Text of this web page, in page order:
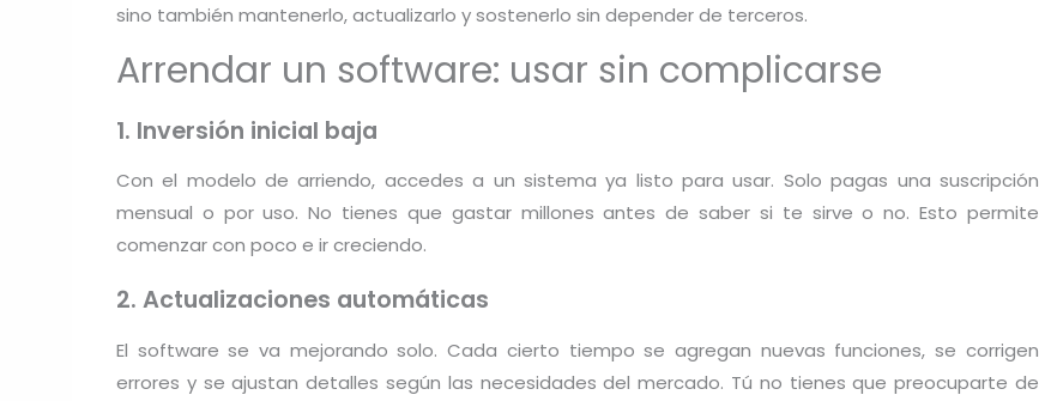
sino también mantenerlo, actualizarlo y sostenerlo sin depender de terceros.
Arrendar un software: usar sin complicarse
1. Inversión inicial baja
Con el modelo de arriendo, accedes a un sistema ya listo para usar. Solo pagas una suscripción
mensual o por uso. No tienes que gastar millones antes de saber si te sirve o no. Esto permite
comenzar con poco e ir creciendo.
2. Actualizaciones automáticas
El software se va mejorando solo. Cada cierto tiempo se agregan nuevas funciones, se corrigen
errores y se ajustan detalles según las necesidades del mercado. Tú no tienes que preocuparte de